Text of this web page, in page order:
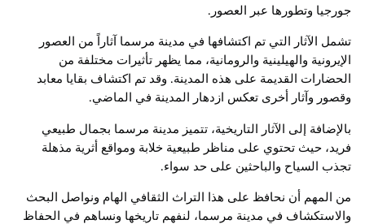
جورجيا وتطورها عبر العصور.
تشمل الآثار التي تم اكتشافها في مدينة مرسما آثاراً من العصور
الإيرونية والهيلينية والرومانية، مما يظهر تأثيرات مختلفة من
الحضارات القديمة على هذه المدينة. وقد تم اكتشاف بقايا معابد
وقصور وآثار أخرى تعكس ازدهار المدينة في الماضي.
بالإضافة إلى الآثار التاريخية، تتميز مدينة مرسما بجمال طبيعي
فريد، حيث تحتوي على مناظر طبيعية خلابة ومواقع أثرية مذهلة
تجذب السياح والباحثين على حد سواء.
من المهم أن نحافظ على هذا التراث الثقافي الهام ونواصل البحث
والاستكشاف في مدينة مرسما، لنفهم تاريخها ونساهم في الحفاظ